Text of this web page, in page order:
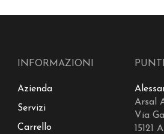
INFORMAZIONI
Azienda
Servizi
Carrello
Arsal
Via
15121